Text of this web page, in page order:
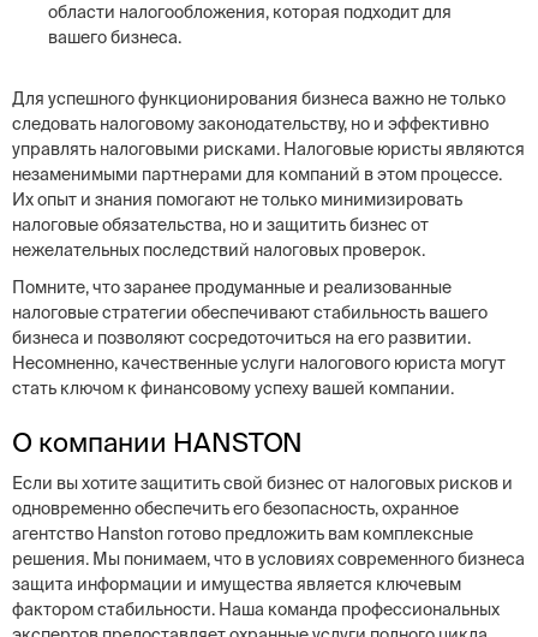
области налогообложения, которая подходит для
вашего бизнеса.
Для успешного функционирования бизнеса важно не только
следовать налоговому законодательству, но и эффективно
управлять налоговыми рисками. Налоговые юристы являются
незаменимыми партнерами для компаний в этом процессе.
Их опыт и знания помогают не только минимизировать
налоговые обязательства, но и защитить бизнес от
нежелательных последствий налоговых проверок.
Помните, что заранее продуманные и реализованные
налоговые стратегии обеспечивают стабильность вашего
бизнеса и позволяют сосредоточиться на его развитии.
Несомненно, качественные услуги налогового юриста могут
стать ключом к финансовому успеху вашей компании.
О компании HANSTON
Если вы хотите защитить свой бизнес от налоговых рисков и
одновременно обеспечить его безопасность, охранное
агентство Hanston готово предложить вам комплексные
решения. Мы понимаем, что в условиях современного бизнеса
защита информации и имущества является ключевым
фактором стабильности. Наша команда профессиональных